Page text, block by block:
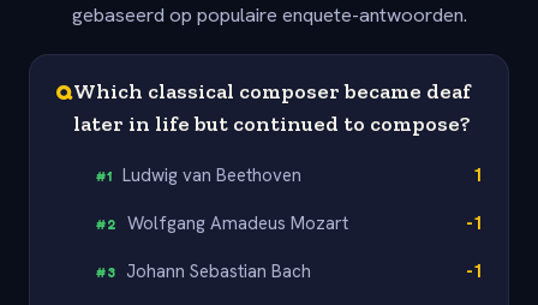
gebaseerd op populaire enquete-antwoorden.
QWhich classical composer became deaf
later in life but continued to compose?
#1 Ludwig van Beethoven 1
#2 Wolfgang Amadeus Mozart -1
#3 Johann Sebastian Bach -1